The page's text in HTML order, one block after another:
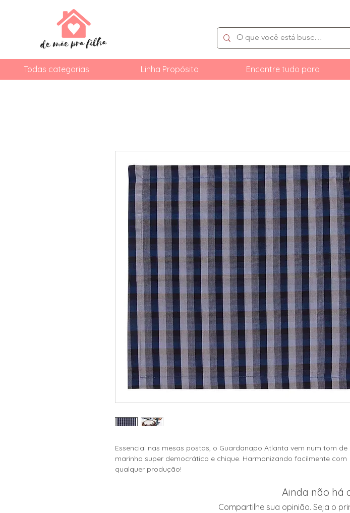
Todas categorias Linha Propósito Encontre tudo para
Essencial nas mesas postas, o Guardanapo Atlanta vem num tom de
marinho super democrático e chique. Harmonizando facilmente com
qualquer produção!
Ainda não há
Compartilhe sua opinião. Seja o